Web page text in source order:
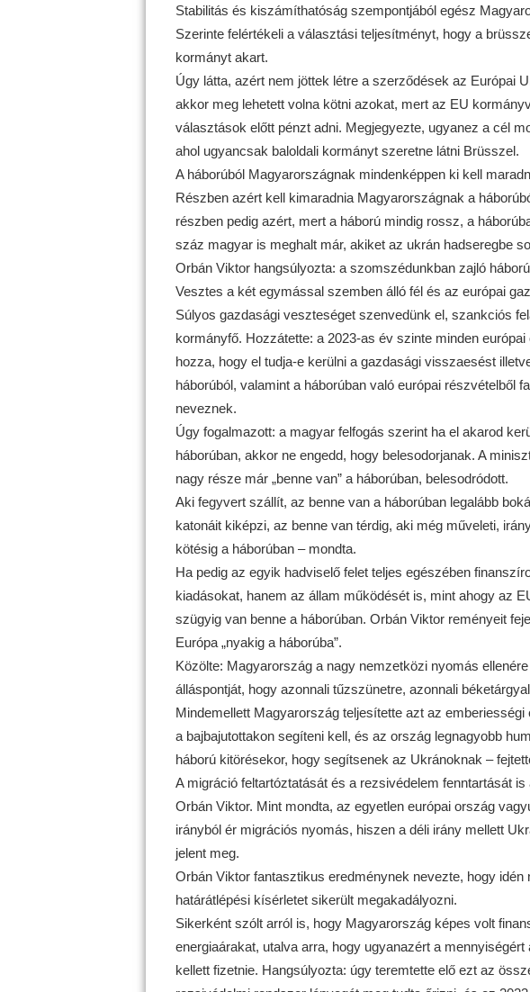
Stabilitás és kiszámíthatóság szempontjából egész
Szerinte felértékeli a választási teljesítményt, hogy a
kormányt akart.
Úgy látta, azért nem jöttek létre a szerződések az Európai
akkor meg lehetett volna kötni azokat, mert az EU
választások előtt pénzt adni. Megjegyezte, ugyanez a cél
ahol ugyancsak baloldali kormányt szeretne látni Brüsszel.
A háborúból Magyarországnak mindenképpen ki kell
Részben azért kell kimaradnia Magyarországnak a
részben pedig azért, mert a háború mindig rossz, a
száz magyar is meghalt már, akiket az ukrán hadseregbe
Orbán Viktor hangsúlyozta: a szomszédunkban zajló
Vesztes a két egymással szemben álló fél és az európai
Súlyos gazdasági veszteséget szenvedünk el, szankciós
kormányfő. Hozzátette: a 2023-as év szinte minden
hozza, hogy el tudja-e kerülni a gazdasági visszaesést
háborúból, valamint a háborúban való európai részvételből
neveznek.
Úgy fogalmazott: a magyar felfogás szerint ha el akarod
háborúban, akkor ne engedd, hogy belesodorjanak. A
nagy része már „benne van” a háborúban, belesodródott.
Aki fegyvert szállít, az benne van a háborúban legalább
katonáit kiképzi, az benne van térdig, aki még műveleti,
kötésig a háborúban – mondta.
Ha pedig az egyik hadviselő felet teljes egészében
kiadásokat, hanem az állam működését is, mint ahogy az
szügyig van benne a háborúban. Orbán Viktor reményeit
Európa „nyakig a háborúba”.
Közölte: Magyarország a nagy nemzetközi nyomás
álláspontját, hogy azonnali tűzszünetre, azonnali
Mindemellett Magyarország teljesítette azt az
a bajbajutottakon segíteni kell, és az ország legnagyobb
háború kitörésekor, hogy segítsenek az Ukránoknak –
A migráció feltartóztatását és a rezsivédelem fenntartását
Orbán Viktor. Mint mondta, az egyetlen európai ország
irányból ér migrációs nyomás, hiszen a déli irány mellett
jelent meg.
Orbán Viktor fantasztikus eredménynek nevezte, hogy idén
határátlépési kísérletet sikerült megakadályozni.
Sikerként szólt arról is, hogy Magyarország képes volt
energiaárakat, utalva arra, hogy ugyanazért a
kellett fizetnie. Hangsúlyozta: úgy teremtette elő ezt az